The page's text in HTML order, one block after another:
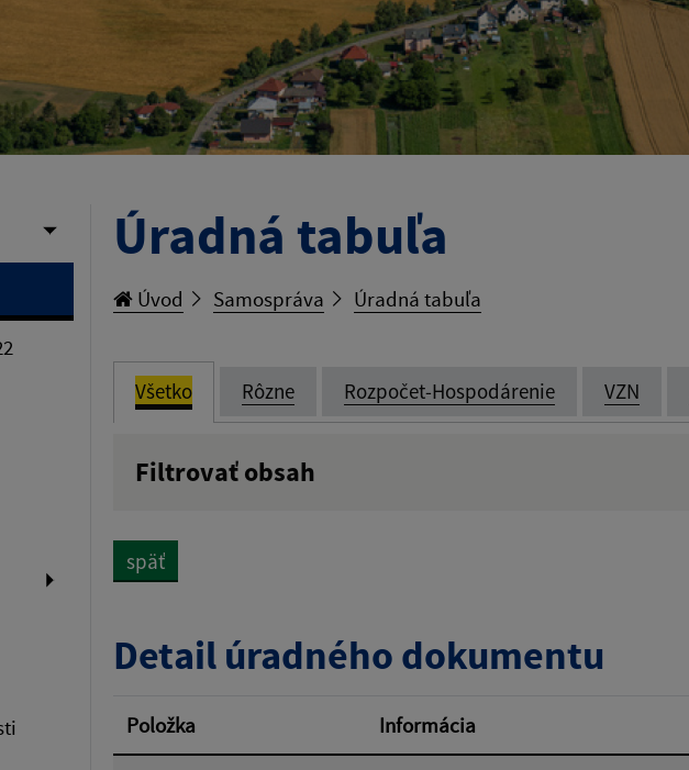
Úradná tabuľa
Úvod Samospráva Úradná tabuľa
Všetko Rôzne Rozpočet-Hospodárenie VZN
Filtrovať obsah
Filtrovať
späť
Detail úradného dokumentu
Položka Informácia